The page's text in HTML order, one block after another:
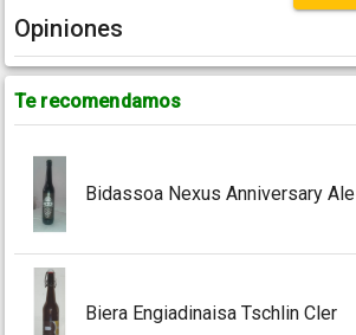
Opiniones
Te recomendamos
Bidassoa Nexus Anniversary Ale
Biera Engiadinaisa Tschlin Cler